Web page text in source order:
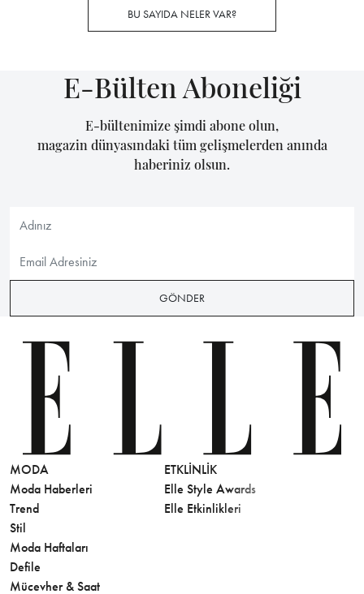
BU SAYIDA NELER VAR?
E-Bülten Aboneliği
E-bültenimize şimdi abone olun,
magazin dünyasındaki tüm gelişmelerden anında
haberiniz olsun.
GÖNDER
MODA
Moda Haberleri
Trend
Stil
Moda Haftaları
Defile
Mücevher & Saat
ETKLINLIK
Elle Style Awards
Elle Etkinlikleri